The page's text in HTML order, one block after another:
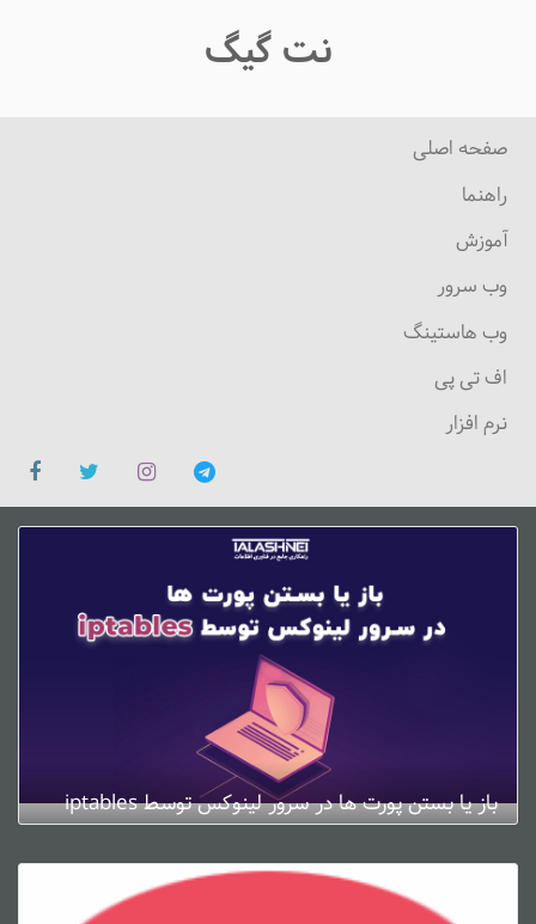
نت گیگ
صفحه اصلی
راهنما
آموزش
وب سرور
وب هاستینگ
اف تی پی
نرم افزار
باز یا بستن پورت ها در سرور لینوکس توسط iptables